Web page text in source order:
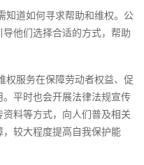
知道如何寻求帮助和维权。公
他们选择合适的方式，帮助
权服务在保障劳动者权益、促
平时也会开展法律法规宣传
料等方式，向人们普及相关
较大程度提高自我保护能